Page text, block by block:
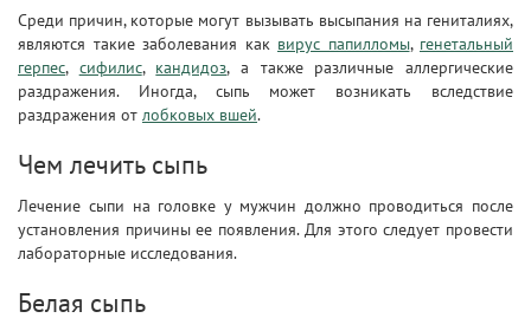
Среди причин, которые могут вызывать высыпания на гениталиях,
являются такие заболевания как вирус папилломы, генетальный
герпес, сифилис, кандидоз, а также различные аллергические
раздражения. Иногда, сыпь может возникать вследствие
раздражения от лобковых вшей.
Чем лечить сыпь
Лечение сыпи на головке у мужчин должно проводиться после
установления причины ее появления. Для этого следует провести
лабораторные исследования.
Белая сыпь